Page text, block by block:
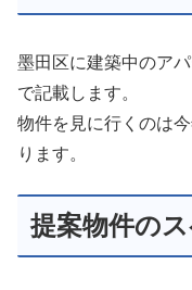
墨田区に建築中のア
で記載します。
物件を見に行くのは
ります。
提案物件の